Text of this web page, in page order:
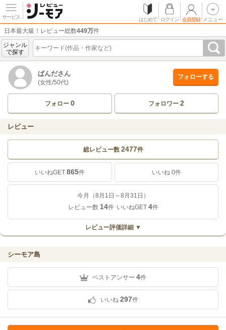
サービス はじめて ログイン 会員登録 メニュー
日本最大級！レビュー総数449万件
ジャンル
で探す
ぱんださん
(女性/50代)
フォローする
フォロー 0 フォロワー2
レビュー
総レビュー数 2477件
いいねGET 865件 いいね 0件
今月（8月1日～8月31日）
レビュー数 14件 いいねGET 4件
レビュー評価詳細 ▼
シーモア島
ベストアンサー 4件
いいね 297件